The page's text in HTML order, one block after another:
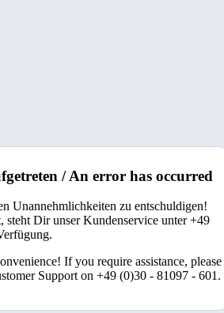
/ An error has occurred
Unannehmlichkeiten zu entschuldigen!
steht Dir unser Kundenservice unter +49
If you require assistance, please
Support on +49 (0)30 - 81097 - 601.